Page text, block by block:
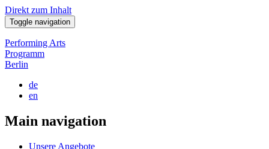
Direkt zum Inhalt
Toggle navigation
Performing Arts
Programm
Berlin
de
en
Main navigation
Unsere Angebote